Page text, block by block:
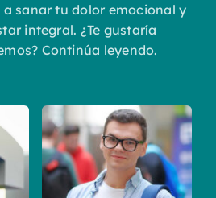
sanar tu dolor emocional y
integral. ¿Te gustaría
Continúa leyendo.